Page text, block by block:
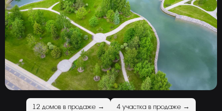
12 домов в продаже → 4 участка в продаже →